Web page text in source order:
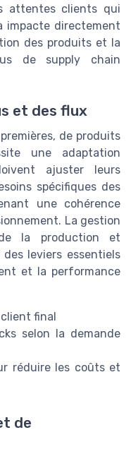
attentes clients qui
impacte directement
des produits et la
de supply chain
et des flux
de produits
une adaptation
ajuster leurs
spécifiques des
une cohérence
La gestion
la production et
leviers essentiels
et la performance
final
selon la demande
réduire les coûts et
de